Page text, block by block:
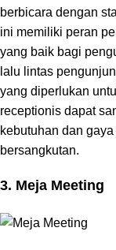
berbicara dengan
ini memiliki peran
yang baik bagi
lalu lintas
yang diperlukan
receptionis dapat
kebutuhan dan
bersangkutan.
3. Meja Meeting